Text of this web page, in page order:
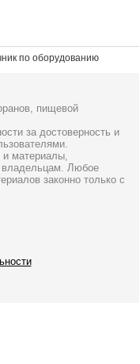
по оборудованию
пищевой
за достоверность и
и материалы,
владельцам. Любое
законно только с